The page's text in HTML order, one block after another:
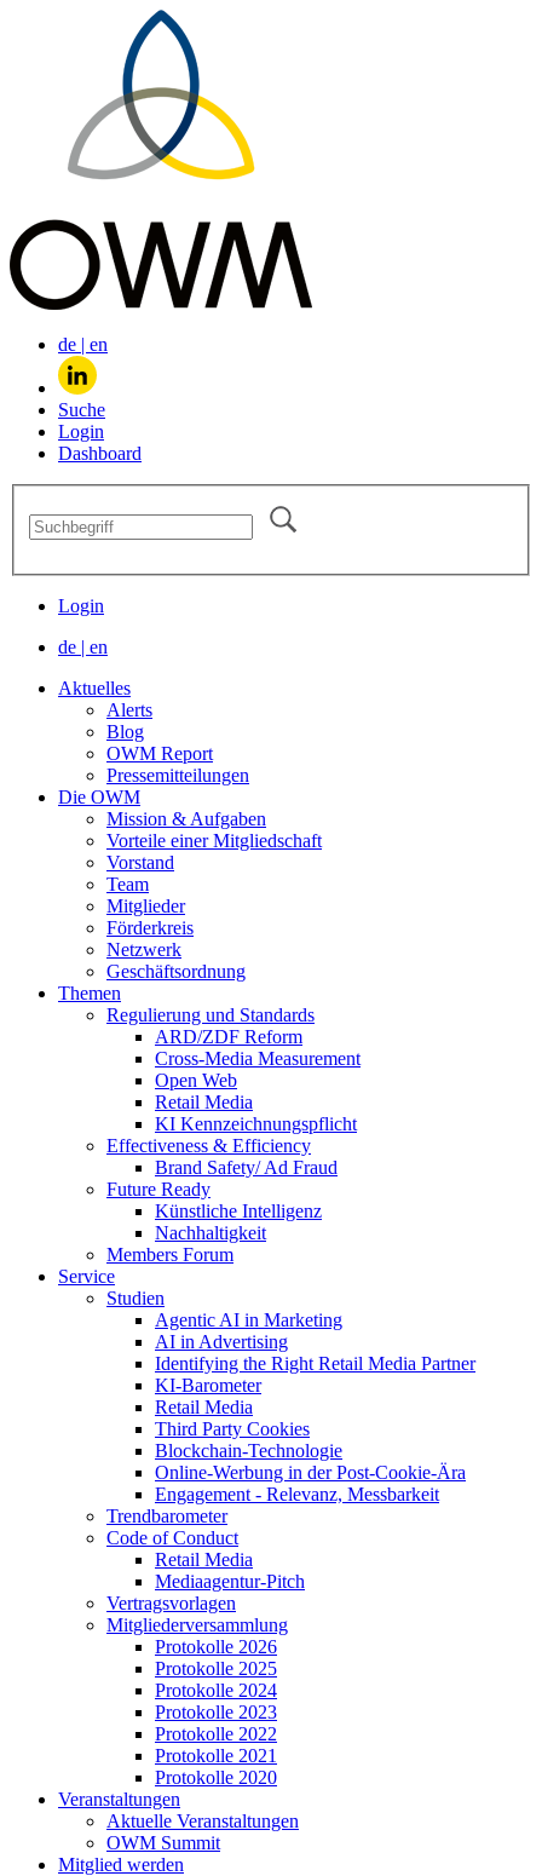
de | en
Suche
Login
Dashboard
Login
de | en
Aktuelles
Alerts
Blog
OWM Report
Pressemitteilungen
Die OWM
Mission & Aufgaben
Vorteile einer Mitgliedschaft
Vorstand
Team
Mitglieder
Förderkreis
Netzwerk
Geschäftsordnung
Themen
Regulierung und Standards
ARD/ZDF Reform
Cross-Media Measurement
Open Web
Retail Media
KI Kennzeichnungspflicht
Effectiveness & Efficiency
Brand Safety/ Ad Fraud
Future Ready
Künstliche Intelligenz
Nachhaltigkeit
Members Forum
Service
Studien
Agentic AI in Marketing
AI in Advertising
Identifying the Right Retail Media Partner
KI-Barometer
Retail Media
Third Party Cookies
Blockchain-Technologie
Online-Werbung in der Post-Cookie-Ära
Engagement - Relevanz, Messbarkeit
Trendbarometer
Code of Conduct
Retail Media
Mediaagentur-Pitch
Vertragsvorlagen
Mitgliederversammlung
Protokolle 2026
Protokolle 2025
Protokolle 2024
Protokolle 2023
Protokolle 2022
Protokolle 2021
Protokolle 2020
Veranstaltungen
Aktuelle Veranstaltungen
OWM Summit
Mitglied werden